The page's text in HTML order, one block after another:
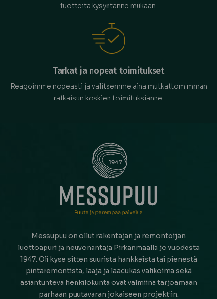
tuotteita kysyntänne mukaan.
Tarkat ja nopeat toimitukset
Reagoimme nopeasti ja valitsemme aina mutkattomimman
ratkaisun koskien toimituksianne.
Messupuu on ollut rakentajan ja remontoijan
luottoapuri ja neuvonantaja Pirkanmaalla jo vuodesta
1947. Oli kyse sitten suurista hankkeista tai pienestä
pintaremontista, laaja ja laadukas valikoima sekä
asiantunteva henkilökunta ovat valmiina tarjoamaan
parhaan puutavaran jokaiseen projektiin.